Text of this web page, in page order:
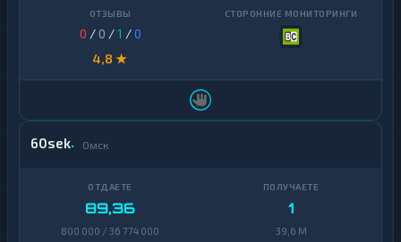
0 / 0 /1 /0
4,8 ★
60sek Омск
89,36
800 000 / 36 774 000
1
39,6 M